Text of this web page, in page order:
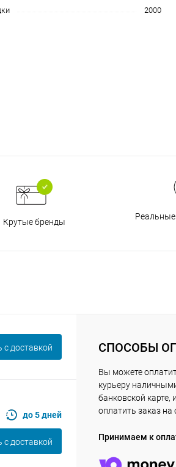
2000
Крутые бренды
Реальные
c доставкой
до 5 дней
c доставкой
СПОСОБЫ
Вы можете
курьеру
банковской карте,
оплатить заказ на
Принимаем к
в корзину
только
банка